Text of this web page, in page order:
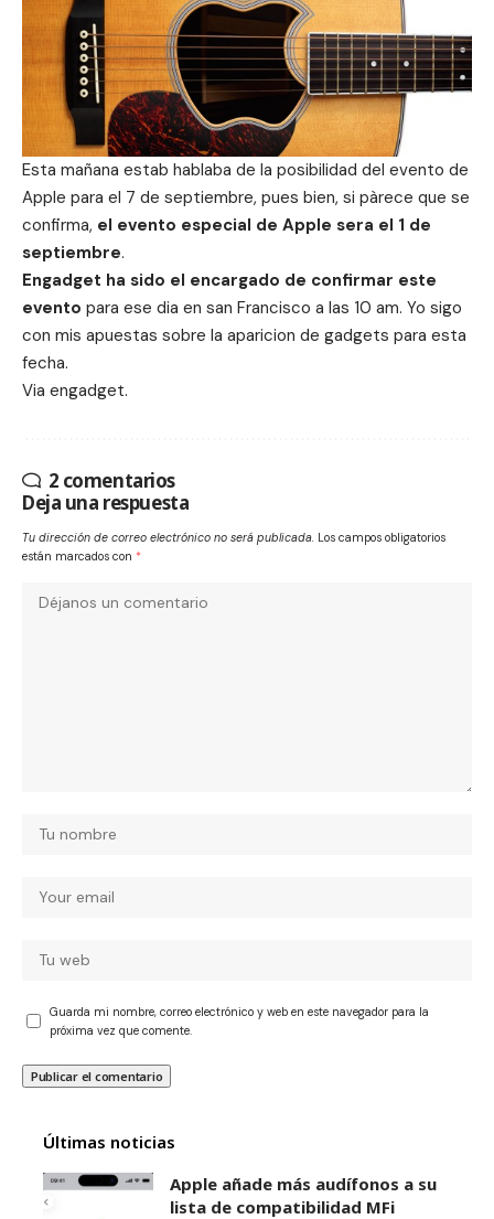
Esta mañana estab hablaba de la posibilidad del evento de
Apple para el 7 de septiembre, pues bien, si pàrece que se
confirma, el evento especial de Apple sera el 1 de
septiembre.
Engadget ha sido el encargado de confirmar este
evento para ese dia en san Francisco a las 10 am. Yo sigo
con mis apuestas sobre la aparicion de gadgets para esta
fecha.
Via engadget.
2 comentarios
Deja una respuesta
Tu dirección de correo electrónico no será publicada. Los campos obligatorios
están marcados con *
Guarda mi nombre, correo electrónico y web en este navegador para la
próxima vez que comente.
Últimas noticias
Apple añade más audífonos a su
lista de compatibilidad MFi